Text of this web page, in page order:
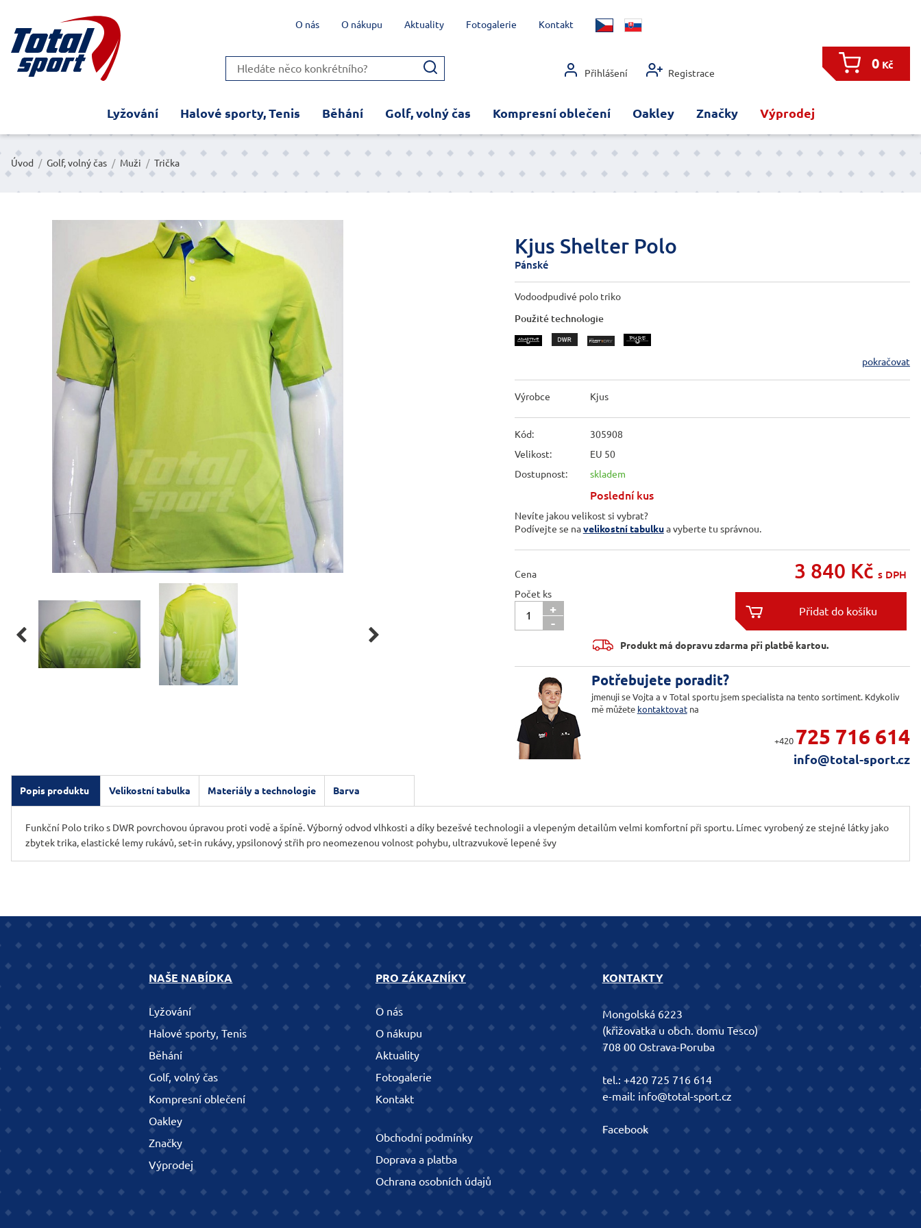
Přihlášení Registrace
0Kč
Lyžování Halové sporty, Tenis Běhání Golf, volný čas Kompresní oblečení Oakley Značky Výprodej
O nás O nákupu Aktuality Fotogalerie Kontakt
Úvod / Golf, volný čas / Muži / Trička
 
Kjus Shelter Polo
Pánské
Vodoodpudivé polo triko
Použité technologie
pokračovat
Výrobce Kjus
Kód:
305908
Velikost:
EU 50
Dostupnost:
skladem
Poslední kus
Nevíte jakou velikost si vybrat?
Podívejte se navelikostní tabulkua vyberte tu správnou.
Cena 3 840 Kč s DPH
Počet ks
+
-


Produkt má dopravu zdarma při platbě kartou.
Potřebujete poradit?
jmenuji se Vojta a v Total sportu jsem specialista na tento sortiment. Kdykoliv
mě můžete kontaktovatna
+420 725 716 614
info@total-sport.cz
Popis produktu Velikostní tabulka Materiály a technologie Barva
Funkční Polo triko s DWR povrchovou úpravou proti vodě a špíně. Výborný odvod vlhkosti a díky bezešvé technologii a vlepeným detailům velmi komfortní při sportu. Límec vyrobený ze stejné látky jako
zbytek trika, elastické lemy rukávů, set-in rukávy, ypsilonový střih pro neomezenou volnost pohybu, ultrazvukově lepené švy
NAŠE NABÍDKA
Lyžování
Halové sporty, Tenis
Běhání
Golf, volný čas
Kompresní oblečení
Oakley
Značky
Výprodej
PRO ZÁKAZNÍKY
O nás
O nákupu
Aktuality
Fotogalerie
Kontakt
Obchodní podmínky
Doprava a platba
Ochrana osobních údajů
KONTAKTY
Mongolská 6223
(křižovatka u obch. domu Tesco)
708 00 Ostrava-Poruba
tel.: +420 725 716 614
e-mail: info@total-sport.cz
Facebook